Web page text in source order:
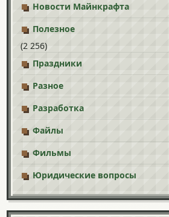
Новости Майнкрафта
Полезное
(2 256)
Праздники
Разное
Разработка
Файлы
Фильмы
Юридические вопросы